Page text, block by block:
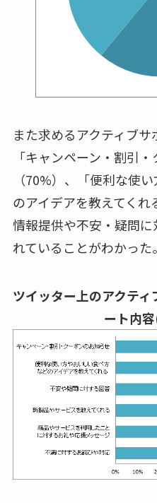
また求めるアクティブサ
「キャンペーン・割引
（70%）、「便利な使
のアイデアを教えてく
情報提供や不安・疑問
れていることがわかった。
ツイッター上のアクテ
ート内容